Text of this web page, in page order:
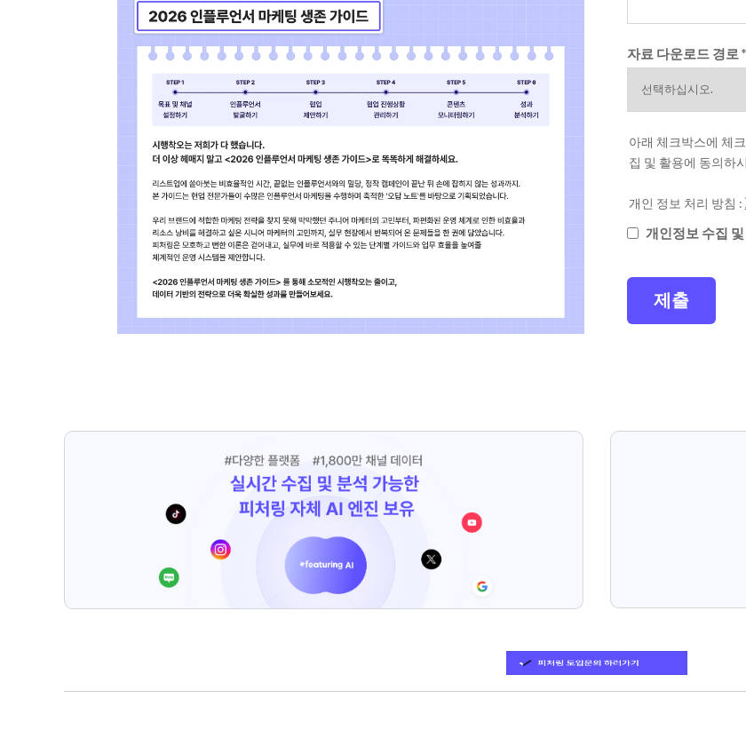
자료 다운로드 경로 *
아래 체크박스에 체
집 및 활용에 동의하
개인 정보 처리 방침 :
개인정보 수집